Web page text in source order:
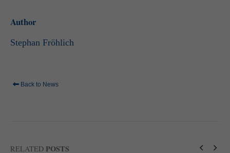
Author
Stephan Fröhlich
Back to News
RELATED POSTS